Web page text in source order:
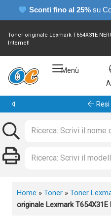
Sconti fino al 25% su
Toner originale Lexmark T654X31E
Internet!
Menù
Home » Toner » Toner
originale Lexmark T654X31E